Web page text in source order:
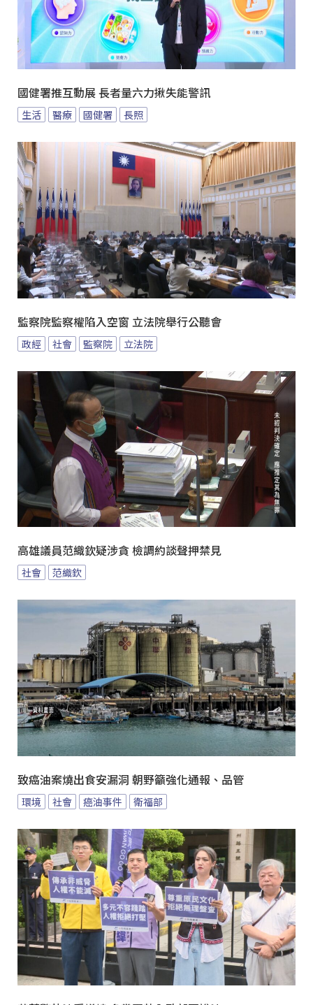
國健署推互動展 長者量六力揪失能警訊
生活 醫療 國健署 長照
監察院監察權陷入空窗 立法院舉行公聽會
政經 社會 監察院 立法院
高雄議員范織欽疑涉貪 檢調約談聲押禁見
社會 范織欽
致癌油案燒出食安漏洞 朝野籲強化通報、品管
環境 社會 癌油事件 衛福部